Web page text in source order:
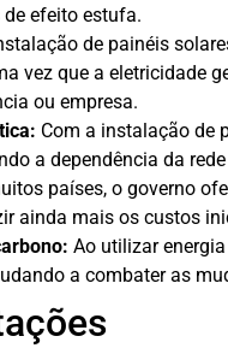
efeito estufa.
de painéis
vez que a eletricidade
ou empresa.
Com a instalação de
a dependência da
países, o governo
ainda mais os custos
Ao utilizar
a combater as